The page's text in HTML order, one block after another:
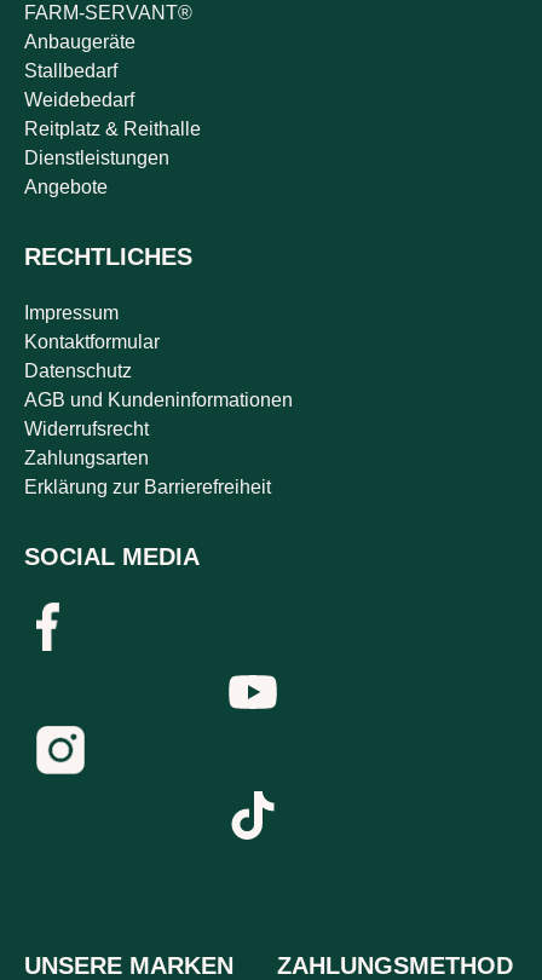
FARM-SERVANT®
Anbaugeräte
Stallbedarf
Weidebedarf
Reitplatz & Reithalle
Dienstleistungen
Angebote
RECHTLICHES
Impressum
Kontaktformular
Datenschutz
AGB und Kundeninformationen
Widerrufsrecht
Zahlungsarten
Erklärung zur Barrierefreiheit
SOCIAL MEDIA
UNSERE MARKEN
ZAHLUNGSMETHOD